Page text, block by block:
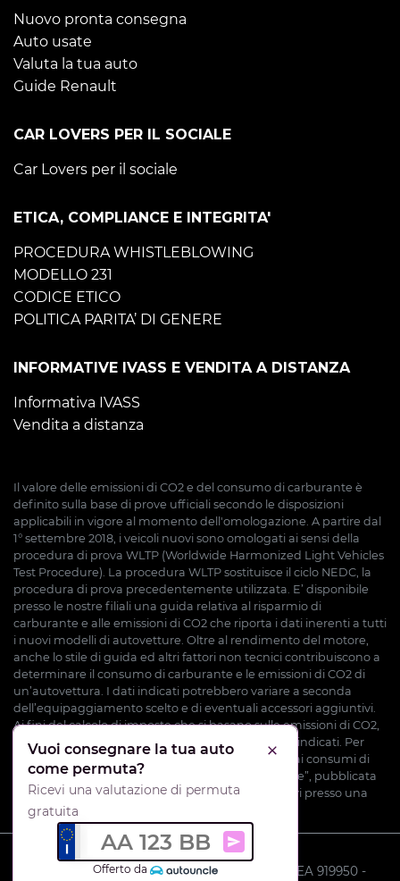
Nuovo pronta consegna
Auto usate
Valuta la tua auto
Guide Renault
CAR LOVERS PER IL SOCIALE
Car Lovers per il sociale
ETICA, COMPLIANCE E INTEGRITA'
PROCEDURA WHISTLEBLOWING
MODELLO 231
CODICE ETICO
POLITICA PARITA’ DI GENERE
INFORMATIVE IVASS E VENDITA A DISTANZA
Informativa IVASS
Vendita a distanza
Il valore delle emissioni di CO2 e del consumo di carburante è
definito sulla base di prove ufficiali secondo le disposizioni
applicabili in vigore al momento dell'omologazione. A partire dal
1° settembre 2018, i veicoli nuovi sono omologati ai sensi della
procedura di prova WLTP (Worldwide Harmonized Light Vehicles
Test Procedure). La procedura WLTP sostituisce il ciclo NEDC, la
procedura di prova precedentemente utilizzata. E’ disponibile
presso le nostre filiali una guida relativa al risparmio di
carburante e alle emissioni di CO2 che riporta i dati inerenti a tutti
i nuovi modelli di autovetture. Oltre al rendimento del motore,
anche lo stile di guida ed altri fattori non tecnici contribuiscono a
determinare il consumo di carburante e le emissioni di CO2 di
un’autovettura. I dati indicati potrebbero variare a seconda
dell’equipaggiamento scelto e di eventuali accessori aggiuntivi.
Ai fini del calcolo di imposte che si basano sulle emissioni di CO2,
potrebbero essere applicati valori diversi da quelli indicati. Per
ulteriori informazioni potete consultare la “Guida ai consumi di
carburante e alle emissioni di CO2 di nuove vetture”, pubblicata
dal Ministero dello Sviluppo Economico o rivolgervi presso una
delle nostre filiali.
N.Iscr.CCIAA PN/ CF / PI IT 05701561002 - REA 919950 -
Vuoi consegnare la tua auto
come permuta?
Chiudi
Ricevi una valutazione di permuta
gratuita
AA 123 BB
Ricevi una valutazione
Offerto da